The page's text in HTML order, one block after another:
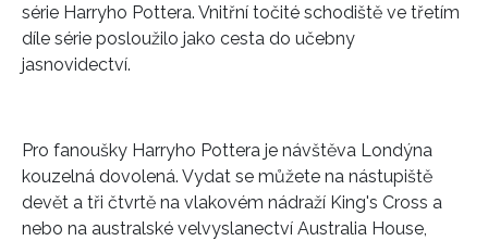
série Harryho Pottera. Vnitřní točité schodiště ve třetím
díle série posloužilo jako cesta do učebny
jasnovidectví.
Pro fanoušky Harryho Pottera je návštěva Londýna
kouzelná dovolená. Vydat se můžete na nástupiště
devět a tři čtvrtě na vlakovém nádraží King's Cross a
nebo na australské velvyslanectví Australia House,